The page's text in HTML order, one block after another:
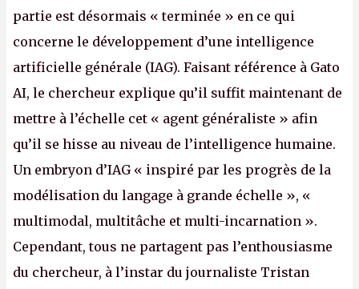
partie est désormais « terminée » en ce qui
concerne le développement d’une intelligence
artificielle générale (IAG). Faisant référence à Gato
AI, le chercheur explique qu’il suffit maintenant de
mettre à l’échelle cet « agent généraliste » afin
qu’il se hisse au niveau de l’intelligence humaine.
Un embryon d’IAG « inspiré par les progrès de la
modélisation du langage à grande échelle », «
multimodal, multitâche et multi-incarnation ».
Cependant, tous ne partagent pas l’enthousiasme
du chercheur, à l’instar du journaliste Tristan